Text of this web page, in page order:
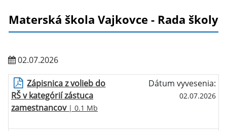
Materská škola Vajkovce - Rada školy
02.07.2026
Zápisnica z volieb do
RŠ v kategórií zástuca
zamestnancov| 0.1 Mb
Dátum vyvesenia:
02.07.2026